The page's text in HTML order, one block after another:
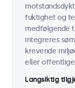
fuktighet og
medfølgende
integreres
krevende
eller
Langsiktig